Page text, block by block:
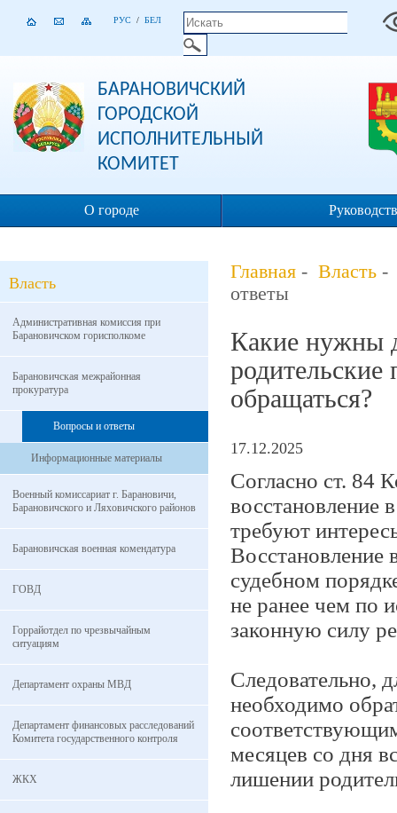
РУС / БЕЛ
БАРАНОВИЧСКИЙ
ГОРОДСКОЙ
ИСПОЛНИТЕЛЬНЫЙ
КОМИТЕТ
О городе
Власть
Административная комиссия при
Барановичском горисполкоме
Барановичская межрайонная
прокуратура
Вопросы и ответы
Информационные материалы
Военный комиссариат г. Барановичи,
Барановичского и Ляховичского районов
Барановичская военная комендатура
ГОВД
Горрайотдел по чрезвычайным
ситуациям
Департамент охраны МВД
Департамент финансовых расследований
Комитета государственного контроля
ЖКХ
Главная - Власть
ответы
Какие нужны
родительские
обращаться?
17.12.2025
Согласно ст. 84
восстановление
требуют
Восстановление
судебном
не ранее чем по
законную силу
Следовательно,
необходимо
месяцев со дня
лишении